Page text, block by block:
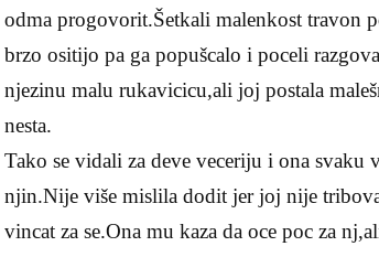
odma progovorit.Šetkali malenkost travon
brzo ositijo pa ga popušcalo i poceli
njezinu malu rukavicicu,ali joj postala
nesta.
Tako se vidali za deve veceriju i ona svaku
njin.Nije više mislila dodit jer joj nije
vincat za se.Ona mu kaza da oce poc za